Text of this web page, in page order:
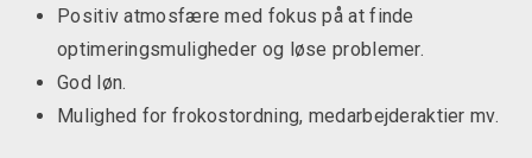
Positiv atmosfære med fokus på at finde
optimeringsmuligheder og løse problemer.
God løn.
Mulighed for frokostordning, medarbejderaktier mv.